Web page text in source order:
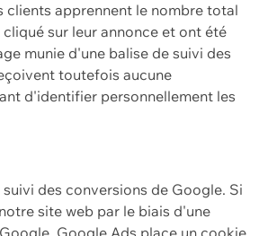
clients apprennent le nombre total
sur leur annonce et ont été
munie d'une balise de suivi des
toutefois aucune
d'identifier personnellement les
des conversions de Google. Si
site web par le biais d'une